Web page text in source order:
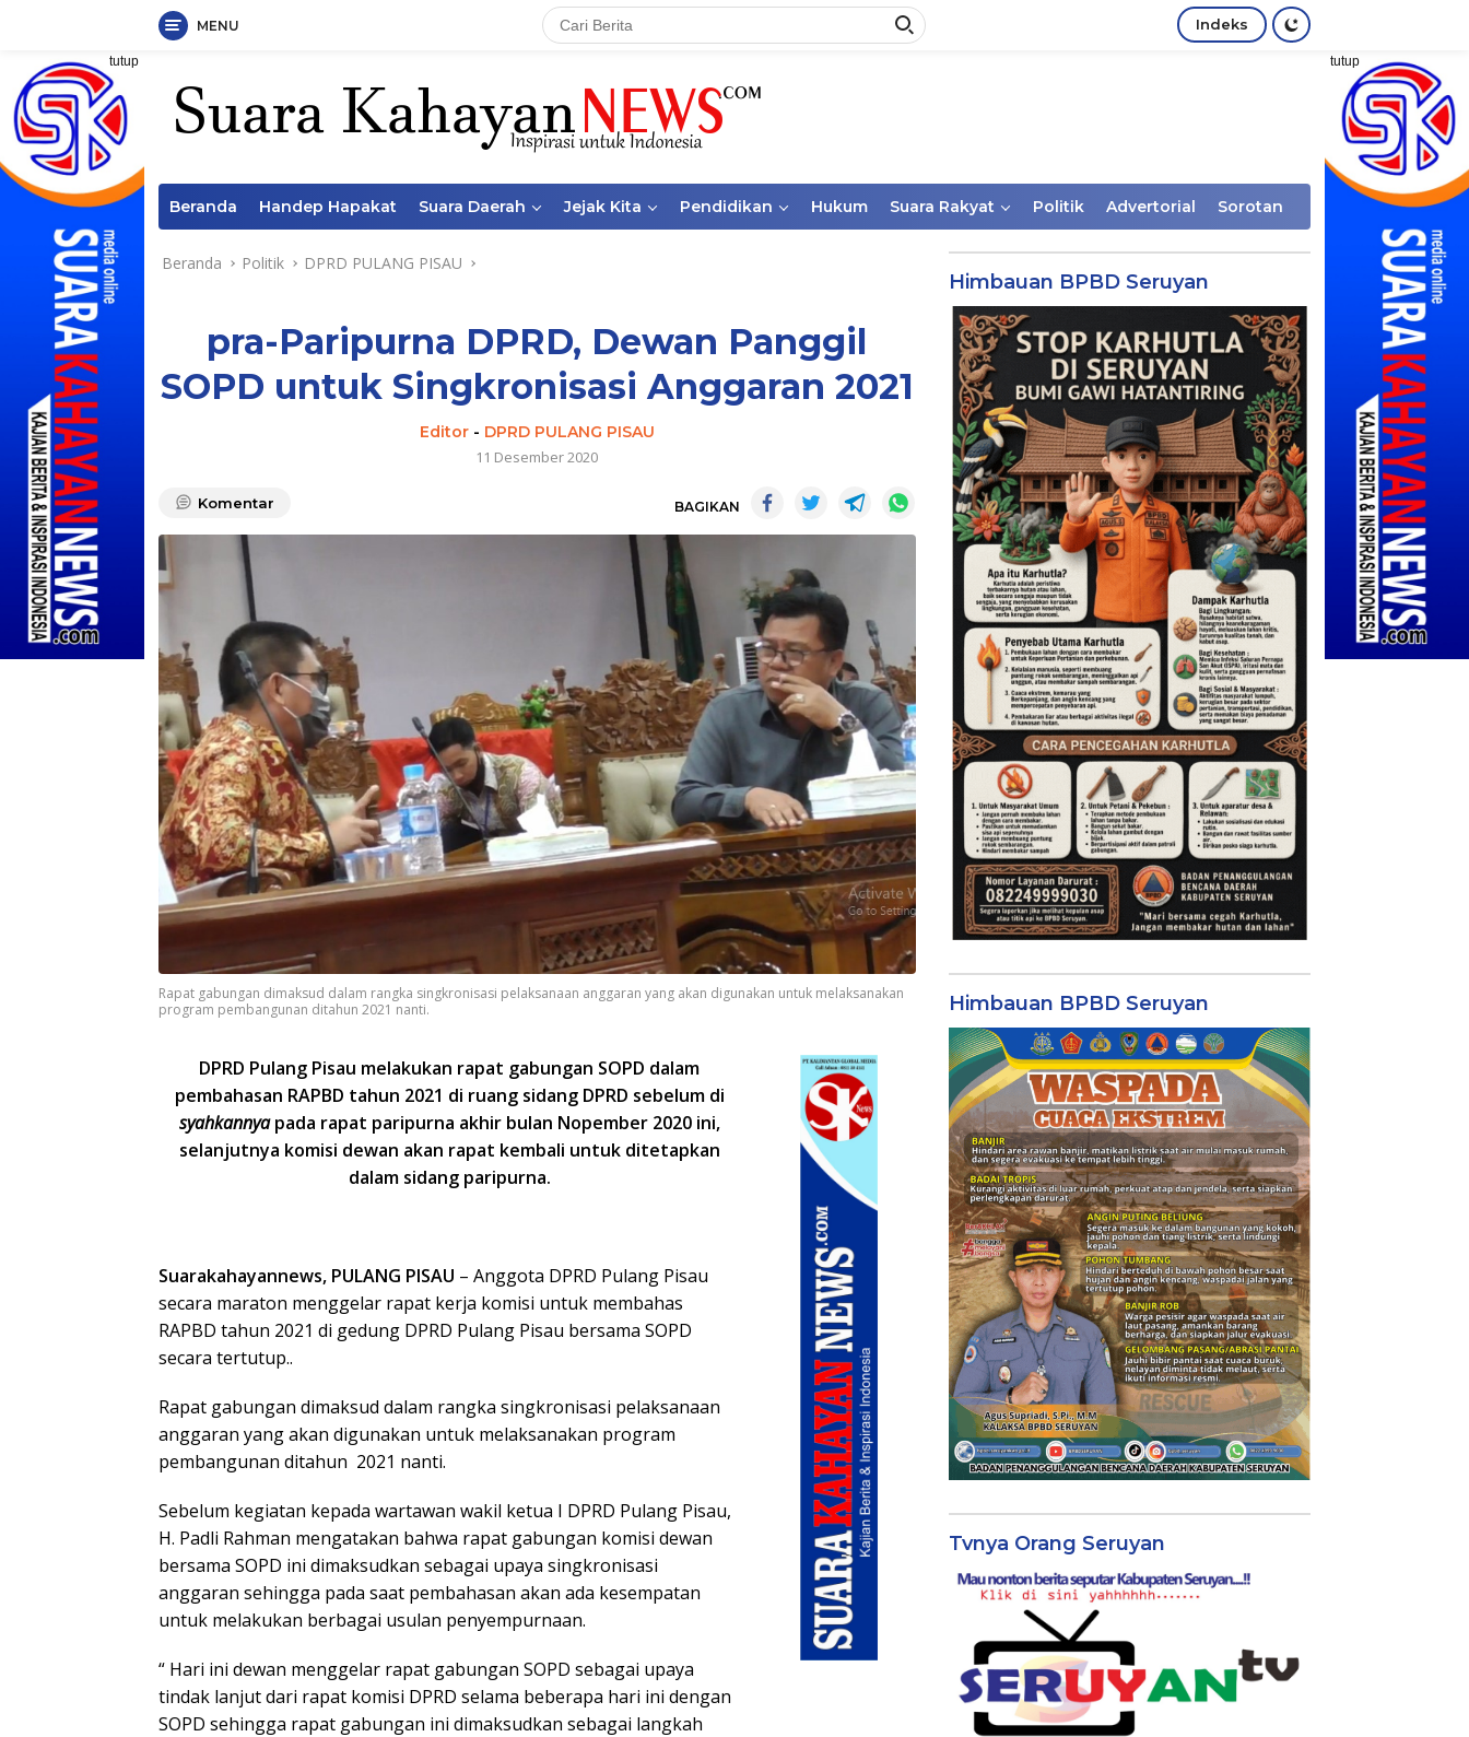
Langsung
konten
MENU Indeks
tutup tutup
Beranda Handep Hapakat Suara Daerah Jejak Kita Pendidikan Hukum Suara Rakyat Politik Advertorial Sorotan
Beranda Politik DPRD PULANG PISAU
pra-Paripurna DPRD, Dewan Panggil
SOPD untuk Singkronisasi Anggaran 2021
Editor- DPRD PULANG PISAU
11 Desember 2020
Komentar BAGIKAN
Rapat gabungan dimaksud dalam rangka singkronisasi pelaksanaan anggaran yang akan digunakan untuk melaksanakan
program pembangunan ditahun 2021 nanti.
DPRD Pulang Pisau melakukan rapat gabungan SOPD dalam
pembahasan RAPBD tahun 2021 di ruang sidang DPRD sebelum di
syahkannyapada rapat paripurna akhir bulan Nopember 2020 ini,
selanjutnya komisi dewan akan rapat kembali untuk ditetapkan
dalam sidang paripurna.
Suarakahayannews, PULANG PISAU – Anggota DPRD Pulang Pisau
secara maraton menggelar rapat kerja komisi untuk membahas
RAPBD tahun 2021 di gedung DPRD Pulang Pisau bersama SOPD
secara tertutup..
Rapat gabungan dimaksud dalam rangka singkronisasi pelaksanaan
anggaran yang akan digunakan untuk melaksanakan program
pembangunan ditahun 2021 nanti.
Sebelum kegiatan kepada wartawan wakil ketua I DPRD Pulang Pisau,
H. Padli Rahman mengatakan bahwa rapat gabungan komisi dewan
bersama SOPD ini dimaksudkan sebagai upaya singkronisasi
anggaran sehingga pada saat pembahasan akan ada kesempatan
untuk melakukan berbagai usulan penyempurnaan.
“ Hari ini dewan menggelar rapat gabungan SOPD sebagai upaya
tindak lanjut dari rapat komisi DPRD selama beberapa hari ini dengan
SOPD sehingga rapat gabungan ini dimaksudkan sebagai langkah
Himbauan BPBD Seruyan
Himbauan BPBD Seruyan
Tvnya Orang Seruyan